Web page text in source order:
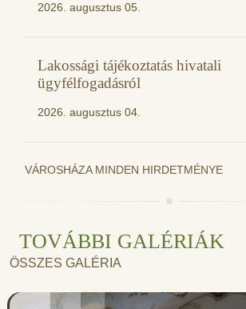
2026. augusztus 05.
Lakossági tájékoztatás hivatali
ügyfélfogadásról
2026. augusztus 04.
VÁROSHÁZA MINDEN HIRDETMÉNYE
TOVÁBBI GALÉRIÁK
ÖSSZES GALÉRIA